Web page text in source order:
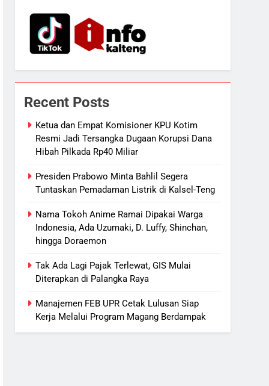
Recent Posts
Ketua dan Empat Komisioner KPU Kotim
Resmi Jadi Tersangka Dugaan Korupsi Dana
Hibah Pilkada Rp40 Miliar
Presiden Prabowo Minta Bahlil Segera
Tuntaskan Pemadaman Listrik di Kalsel-Teng
Nama Tokoh Anime Ramai Dipakai Warga
Indonesia, Ada Uzumaki, D. Luffy, Shinchan,
hingga Doraemon
Tak Ada Lagi Pajak Terlewat, GIS Mulai
Diterapkan di Palangka Raya
Manajemen FEB UPR Cetak Lulusan Siap
Kerja Melalui Program Magang Berdampak